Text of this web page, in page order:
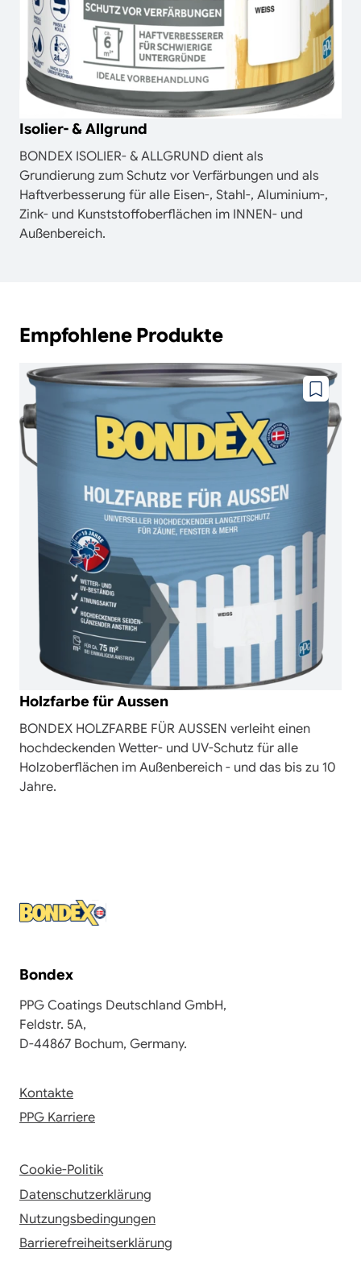
Isolier- & Allgrund
BONDEX ISOLIER- & ALLGRUND dient als
Grundierung zum Schutz vor Verfärbungen und als
Haftverbesserung für alle Eisen-, Stahl-, Aluminium-,
Zink- und Kunststoffoberflächen im INNEN- und
Außenbereich.
Empfohlene Produkte
Zu
Holzfarbe für Aussen
BONDEX HOLZFARBE FÜR AUSSEN verleiht einen
hochdeckenden Wetter- und UV-Schutz für alle
Holzoberflächen im Außenbereich - und das bis zu 10
Jahre.
Bondex
PPG Coatings Deutschland GmbH,
Feldstr. 5A,
D-44867 Bochum, Germany.
Kontakte
PPG Karriere
Cookie-Politik
Datenschutzerklärung
Nutzungsbedingungen
Barrierefreiheitserklärung